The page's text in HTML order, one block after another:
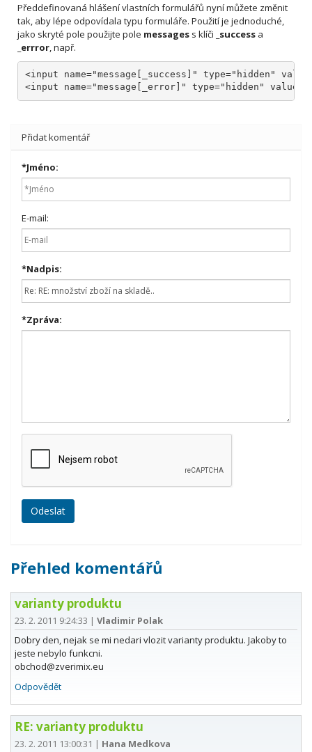
Předdefinovaná hlášení vlastních formulářů nyní můžete změnit
tak, aby lépe odpovídala typu formuláře. Použití je jednoduché,
jako skryté pole použijte pole messages s klíči _success a
_errror, např.
<input name="message[_success]" type="hidden"
<input name="message[_error]" type="hidden"
Přidat komentář
*Jméno:
E-mail:
*Nadpis:
*Zpráva:
Přehled komentářů
varianty produktu
23. 2. 2011 9:24:33 | Vladimir Polak
Dobry den, nejak se mi nedari vlozit varianty produktu. Jakoby to
jeste nebylo funkcni.
obchod@zverimix.eu
Odpovědět
RE: varianty produktu
23. 2. 2011 13:00:31 | Hana Medkova